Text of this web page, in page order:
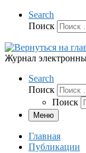
Search
Поиск
Журнал
Search
Поиск
Поиск
Меню
Главная
Публикации